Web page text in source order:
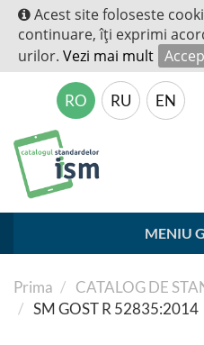
Acest site foloseste
continuare, îţi exprimi
urilor. Vezi mai mult
RO RU EN
MENIU
Prima
CATALOG DE
SM GOST R 52835:2014